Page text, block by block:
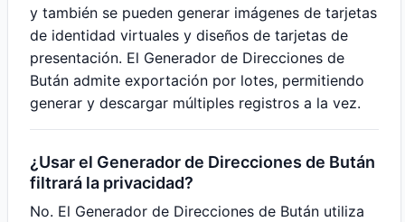
y también se pueden generar imágenes de tarjetas
de identidad virtuales y diseños de tarjetas de
presentación. El Generador de Direcciones de
Bután admite exportación por lotes, permitiendo
generar y descargar múltiples registros a la vez.
¿Usar el Generador de Direcciones de Bután
filtrará la privacidad?
No. El Generador de Direcciones de Bután utiliza